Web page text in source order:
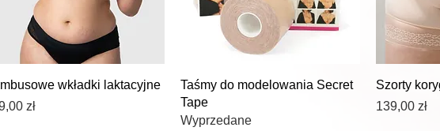
Podgląd
wkładki laktacyjne
zł
Podgląd
Taśmy do modelowania Secret
Tape
Wyprzedane
Szorty
Cena
139,00 zł